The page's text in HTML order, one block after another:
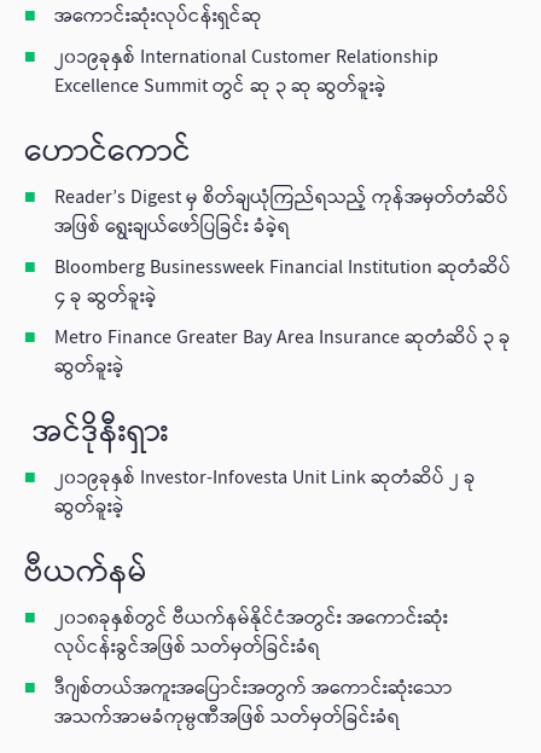
အကောင်းဆုံးလုပ်ငန်းရှင်ဆု
၂၀၁၉ခုနှစ် International Customer Relationship
Excellence Summit တွင် ဆု ၃ ဆု ဆွတ်ခူးခဲ့
ဟောင်ကောင်
Reader’s Digest မှ စိတ်ချယုံကြည်ရသည့် ကုန်အမှတ်တံဆိပ်
အဖြစ် ရွေးချယ်ဖော်ပြခြင်း ခံခဲ့ရ
Bloomberg Businessweek Financial Institution ဆုတံဆိပ်
၄ ခု ဆွတ်ခူးခဲ့
Metro Finance Greater Bay Area Insurance ဆုတံဆိပ် ၃ ခု
ဆွတ်ခူးခဲ့
အင်ဒိုနီးရှား
၂၀၁၉ခုနှစ် Investor-Infovesta Unit Link ဆုတံဆိပ် ၂ ခု
ဆွတ်ခူးခဲ့
ဗီယက်နမ်
၂၀၁၈ခုနှစ်တွင် ဗီယက်နမ်နိုင်ငံအတွင်း အကောင်းဆုံး
လုပ်ငန်းခွင်အဖြစ် သတ်မှတ်ခြင်းခံရ
ဒီဂျစ်တယ်အကူးအပြောင်းအတွက် အကောင်းဆုံးသော
အသက်အာမခံကုမ္ပဏီအဖြစ် သတ်မှတ်ခြင်းခံရ